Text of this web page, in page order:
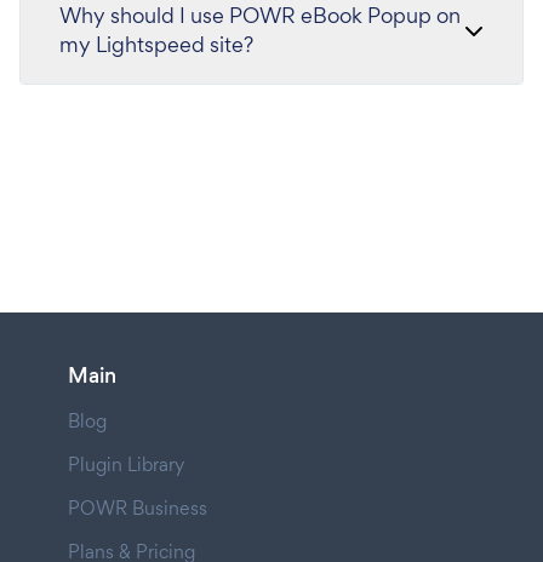
Why should I use POWR eBook Popup on
my Lightspeed site?
Main
Blog
Plugin Library
POWR Business
Plans & Pricing